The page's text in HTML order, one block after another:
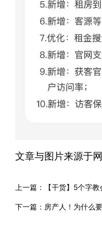
文章与图片来源于
上一篇： 【干货】5个字
下一篇： 房产人！为什么